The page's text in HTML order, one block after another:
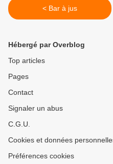
< Bar à jus
Hébergé par Overblog
Top articles
Pages
Contact
Signaler un abus
C.G.U.
Cookies et données
Préférences cookies